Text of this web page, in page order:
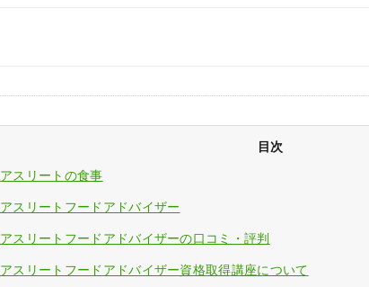
目次
アスリートの食事
アスリートフードアドバイザー
アスリートフードアドバイザーの口コミ・評判
アスリートフードアドバイザー資格取得講座について